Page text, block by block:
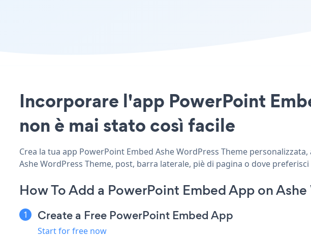
Incorporare l'app PowerPoint
non è mai stato così facile
Crea la tua app PowerPoint Embed Ashe WordPress Theme
Ashe WordPress Theme, post, barra laterale, piè di pagina o dove
How To Add a PowerPoint Embed App on
Create a Free PowerPoint Embed App
Start for free now